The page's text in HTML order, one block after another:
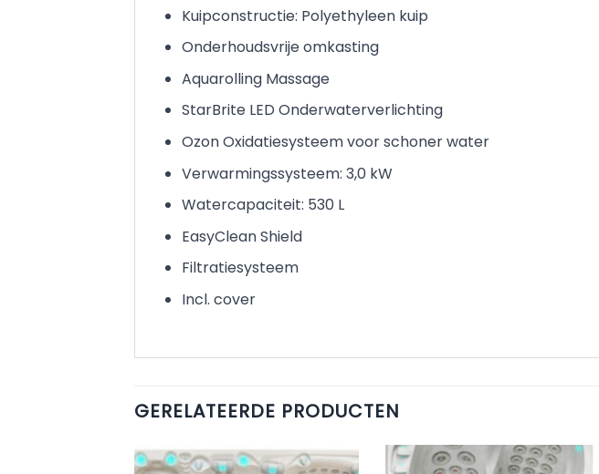
Kuipconstructie: Polyethyleen kuip
Onderhoudsvrije omkasting
Aquarolling Massage
StarBrite LED Onderwaterverlichting
Ozon Oxidatiesysteem voor schoner water
Verwarmingssysteem: 3,0 kW
Watercapaciteit: 530 L
EasyClean Shield
Filtratiesysteem
Incl. cover
GERELATEERDE PRODUCTEN